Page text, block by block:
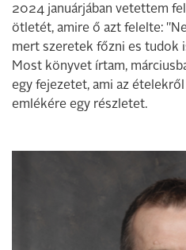
2024 januárjában vetettem
ötletét, amire ő azt felelte:
mert szeretek főzni es tudok
Most könyvet írtam,
egy fejezetet, ami az
emlékére egy részletet.